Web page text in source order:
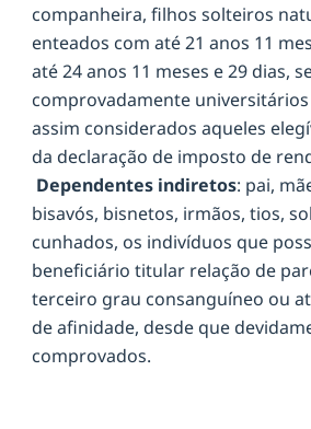
companheira, filhos solteiros
enteados com até 21 anos 11
até 24 anos 11 meses e 29 dias,
comprovadamente
assim considerados aqueles
da declaração de imposto de
Dependentes indiretos: pai,
bisavós, bisnetos, irmãos, tios,
cunhados, os indivíduos que
beneficiário titular relação de
terceiro grau consanguíneo ou
de afinidade, desde que
comprovados.